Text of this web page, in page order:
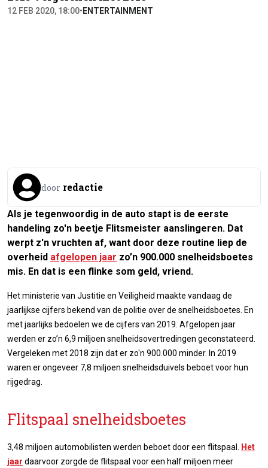
12 FEB 2020, 18:00• ENTERTAINMENT
door redactie
Als je tegenwoordig in de auto stapt is de eerste
handeling zo'n beetje Flitsmeister aanslingeren. Dat
werpt z'n vruchten af, want door deze routine liep de
overheid afgelopen jaar zo’n 900.000 snelheidsboetes
mis. En dat is een flinke som geld, vriend.
Het ministerie van Justitie en Veiligheid maakte vandaag de
jaarlijkse cijfers bekend van de politie over de snelheidsboetes. En
met jaarlijks bedoelen we de cijfers van 2019. Afgelopen jaar
werden er zo’n 6,9 miljoen snelheidsovertredingen geconstateerd.
Vergeleken met 2018 zijn dat er zo'n 900.000 minder. In 2019
waren er ongeveer 7,8 miljoen snelheidsduivels beboet voor hun
rijgedrag.
Flitspaal snelheidsboetes
3,48 miljoen automobilisten werden beboet door een flitspaal.
Het
jaar daarvoor zorgde de flitspaal voor een half miljoen meer